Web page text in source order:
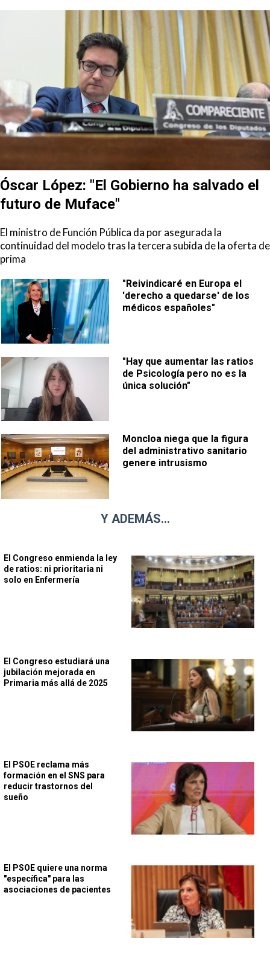
Óscar López: "El Gobierno ha salvado el
futuro de Muface"
El ministro de Función Pública da por asegurada la
continuidad del modelo tras la tercera subida de la oferta de
prima
"Reivindicaré en Europa el
'derecho a quedarse' de los
médicos españoles"
"Hay que aumentar las ratios
de Psicología pero no es la
única solución"
Moncloa niega que la figura
del administrativo sanitario
genere intrusismo
Y ADEMÁS...
El Congreso enmienda la ley
de ratios: ni prioritaria ni
solo en Enfermería
El Congreso estudiará una
jubilación mejorada en
Primaria más allá de 2025
El PSOE reclama más
formación en el SNS para
reducir trastornos del
sueño
El PSOE quiere una norma
"específica" para las
asociaciones de pacientes